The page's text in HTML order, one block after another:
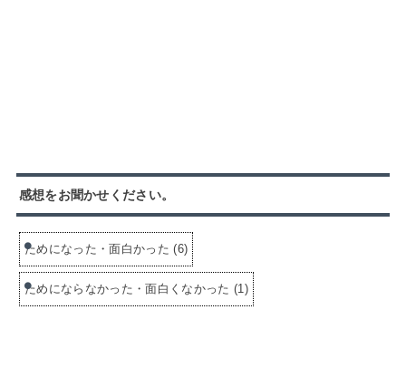
感想をお聞かせください。
ためになった・面白かった (6)
ためにならなかった・面白くなかった (1 )